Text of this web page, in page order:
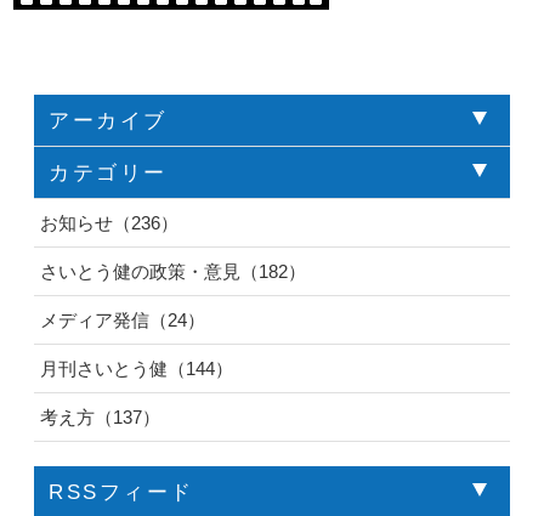
アーカイブ
カテゴリー
お知らせ（236）
さいとう健の政策・意見（182）
メディア発信（24）
月刊さいとう健（144）
考え方（137）
RSSフィード